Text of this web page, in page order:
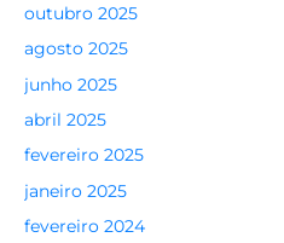
outubro 2025
agosto 2025
junho 2025
abril 2025
fevereiro 2025
janeiro 2025
fevereiro 2024